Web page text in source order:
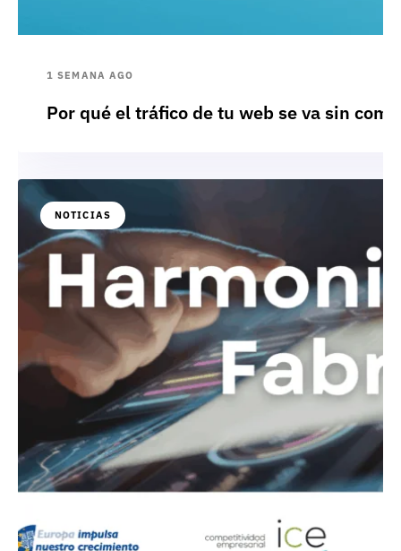
1 SEMANA AGO
Por qué el tráfico de tu web se va sin
NOTICIAS